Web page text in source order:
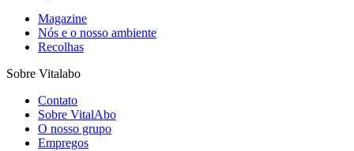
Magazine
Nós e o nosso ambiente
Recolhas
Sobre Vitalabo
Contato
Sobre VitalAbo
O nosso grupo
Empregos